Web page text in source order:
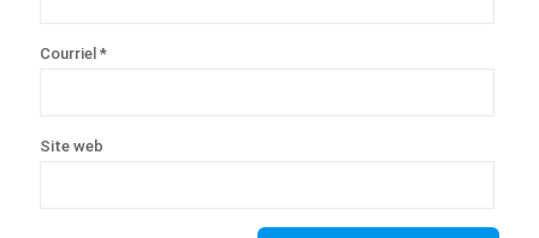
Courriel *
Site web